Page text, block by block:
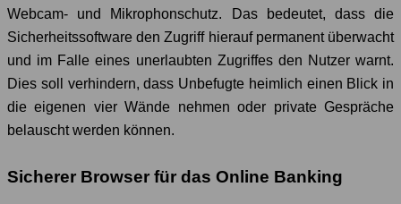
Webcam- und Mikrophonschutz. Das bedeutet, dass die
Sicherheitssoftware den Zugriff hierauf permanent überwacht
und im Falle eines unerlaubten Zugriffes den Nutzer warnt.
Dies soll verhindern, dass Unbefugte heimlich einen Blick in
die eigenen vier Wände nehmen oder private Gespräche
belauscht werden können.
Sicherer Browser für das Online Banking